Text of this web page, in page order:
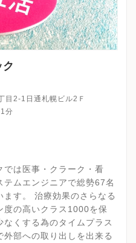
目2-1日通札幌ビル2Ｆ
分
では医事・クラーク・看
ムエンジニアで総勢67名
す。 治療効果のさらなる
度の高いクラス1000を保
くする為のタイムプラス
部への取り出しを出来る